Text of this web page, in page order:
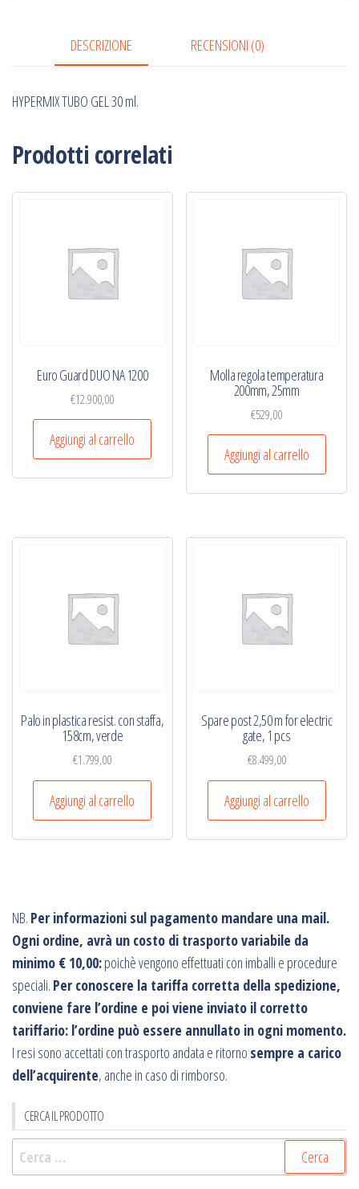
DESCRIZIONE RECENSIONI (0)
HYPERMIX TUBO GEL 30 ml.
Prodotti correlati
Euro Guard DUO NA 1200
€12.900,00
Aggiungi al carrello
Molla regola temperatura
200mm, 25mm
€529,00
Aggiungi al carrello
Palo in plastica resist. con staffa,
158cm, verde
€1.799,00
Aggiungi al carrello
Spare post 2,50 m for electric
gate, 1 pcs
€8.499,00
Aggiungi al carrello
NB. Per informazioni sul pagamento mandare una mail.
Ogni ordine, avrà un costo di trasporto variabile da
minimo € 10,00:poichè vengono effettuati con imballi e procedure
speciali. Per conoscere la tariffa corretta della spedizione,
conviene fare l’ordine e poi viene inviato il corretto
tariffario: l’ordine può essere annullato in ogni momento.
I resi sono accettati con trasporto andata e ritorno sempre a carico
dell’acquirente, anche in caso di rimborso.
CERCA IL PRODOTTO
Ricerca
per: